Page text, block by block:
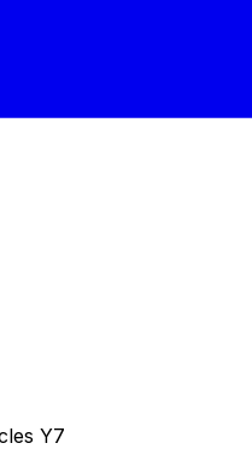
Y7